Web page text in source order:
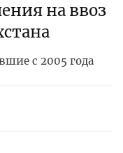
на ввоз
с 2005 года